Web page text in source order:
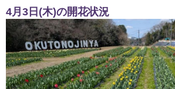
4月3日(木)の開花状況